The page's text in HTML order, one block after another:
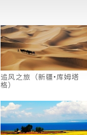
追风之旅（新疆•库姆塔
格）